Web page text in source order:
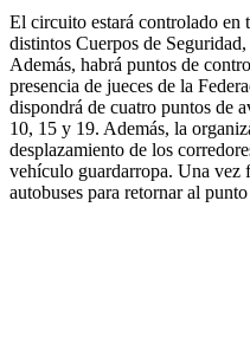
El circuito estará controlado en
distintos Cuerpos de Seguridad,
Además, habrá puntos de
presencia de jueces de la
dispondrá de cuatro puntos de
10, 15 y 19. Además, la
desplazamiento de los
vehículo guardarropa. Una vez
autobuses para retornar al